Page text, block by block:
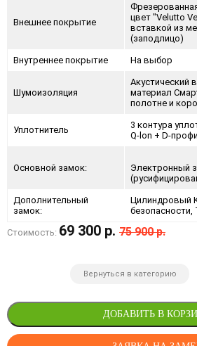
Внешнее покрытие
цвет "Velutto
вставкой из
(заподлицо)
Внутреннее покрытие На выбор
Шумоизоляция
Акустический
материал
полотне и
Уплотнитель
3 контура
Q-lon + D-
Основной замок:
Электронный
Дополнительный
замок:
Цилиндровый
безопасности,
Стоимость: 69 300 р. 75 900 р.
Вернуться в категорию
ДОБАВИТЬ В